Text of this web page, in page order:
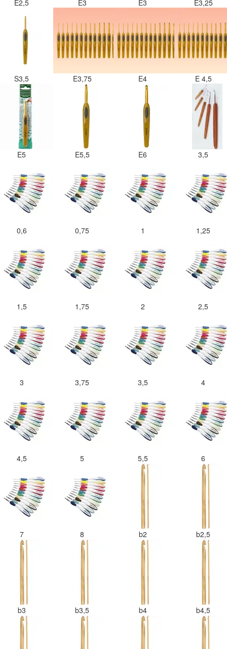
E2,5 E3 E3 E3,25
S3,5 E3,75 E4 E 4,5
E5 E5,5 E6 3,5
0,6 0,75 1 1,25
1,5 1,75 2 2,5
3 3,75 3,5 4
4,5 5 5,5 6
7 8 b2 b2,5
b3 b3,5 b4 b4,5